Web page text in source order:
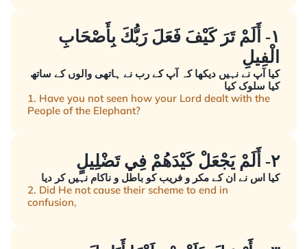
١- أَلَمْ تَرَ كَيْفَ فَعَلَ رَبُّكَ بِأَصْحَابِ
الْفِيلِ
کیا آپ نے نہیں دیکھا کہ آپ کے رب نے ہاتھی والوں کے ساتھ
کیا سلوک کیا
1. Have you not seen how your Lord dealt with the
People of the Elephant?
٢- أَلَمْ يَجْعَلْ كَيْدَهُمْ فِي تَضْلِيلٍ
کیا اس نے ان کے مکر و فریب کو باطل و ناکام نہیں کر دیا
2. Did He not cause their scheme to end in
confusion,